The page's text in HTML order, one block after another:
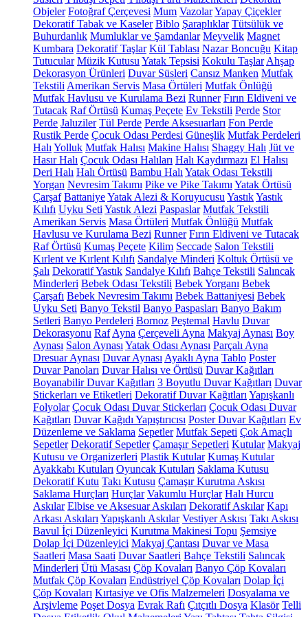
Objeler Fotoğraf Çerçevesi Mum VazolarYapay Çiçekler
Dekoratif Tabak ve Kaseler Biblo Şaraplıklar Tütsülük ve
Buhurdanlık Mumluklar ve Şamdanlar Meyvelik Magnet
Kumbara Dekoratif Taşlar Kül Tablası Nazar Boncuğu Kitap
Tutucular Müzik Kutusu Yatak Tepsisi Kokulu Taşlar Ahşap
Dekorasyon Ürünleri Duvar Süsleri Cansız Manken Mutfak
Tekstili Amerikan Servis Masa Örtüleri Mutfak Önlüğü
Mutfak Havlusu ve Kurulama Bezi Runner Fırın Eldiveni ve
Tutacak Raf Örtüsü Kumaş Peçete Ev Tekstili Perde Stor
Perde Jaluziler Tül Perde Perde Aksesuarları Fon Perde
Rustik Perde Çocuk Odası Perdesi Güneşlik Mutfak Perdeleri
Halı Yolluk Mutfak Halısı Makine Halısı Shaggy Halı Jüt ve
Hasır Halı Çocuk Odası Halıları Halı Kaydırmazı El Halısı
Deri Halı Halı Örtüsü Bambu Halı Yatak Odası Tekstili
Yorgan Nevresim Takımı Pike ve Pike Takımı Yatak Örtüsü
Çarşaf BattaniyeYatak Alezi & Koruyucusu YastıkYastık
Kılıfı Uyku Seti Yastık Alezi Paspaslar Mutfak Tekstili
Amerikan Servis Masa Örtüleri Mutfak Önlüğü Mutfak
Havlusu ve Kurulama Bezi Runner Fırın Eldiveni ve Tutacak
Raf Örtüsü Kumaş Peçete Kilim Seccade Salon Tekstili
Kırlent ve Kırlent Kılıfı Sandalye Minderi Koltuk Örtüsü ve
Şalı Dekoratif Yastık Sandalye Kılıfı Bahçe Tekstili Salıncak
Minderleri Bebek Odası Tekstili Bebek Yorganı Bebek
Çarşafı Bebek Nevresim Takımı Bebek Battaniyesi Bebek
Uyku Seti Banyo Tekstil Banyo Paspasları Banyo Bakım
Setleri Banyo Perdeleri Bornoz Peştemal Havlu Duvar
Dekorasyonu Raf Ayna Çerçeveli Ayna Makyaj Aynası Boy
Aynası Salon Aynası Yatak Odası Aynası Parçalı Ayna
Dresuar Aynası Duvar Aynası Ayaklı Ayna Tablo Poster
Duvar Panoları Duvar Halısı ve Örtüsü Duvar Kağıtları
Boyanabilir Duvar Kağıtları 3 Boyutlu Duvar Kağıtları Duvar
Stickerları ve Etiketleri Dekoratif Duvar Kağıtları Yapışkanlı
Folyolar Çocuk Odası Duvar Stickerları Çocuk Odası Duvar
Kağıtları Duvar Kağıdı Yapıştırıcısı Poster Duvar Kağıtları Ev
Düzenleme ve Saklama Sepetler Mutfak Sepeti Çok Amaçlı
Sepetler Dekoratif Sepetler Çamaşır Sepetleri Kutular Makyaj
Kutusu ve Organizerleri Plastik Kutular Kumaş Kutular
Ayakkabı Kutuları Oyuncak Kutuları Saklama Kutusu
Dekoratif Kutu Takı Kutusu Çamaşır Kurutma Askısı
Saklama Hurçları Hurçlar Vakumlu Hurçlar Halı Hurcu
Askılar Elbise ve Aksesuar Askıları Dekoratif Askılar Kapı
Arkası Askıları Yapışkanlı Askılar Vestiyer Askısı Takı Askısı
Bavul İçi Düzenleyici Kurutma Makinesi Topu Şemsiye
Dolap İçi Düzenleyici Makyaj Çantası Duvar ve Masa
Saatleri Masa Saati Duvar Saatleri Bahçe Tekstili Salıncak
Minderleri Ütü Masası Çöp Kovaları Banyo Çöp Kovaları
Mutfak Çöp Kovaları Endüstriyel Çöp Kovaları Dolap İçi
Çöp Kovaları Kırtasiye ve Ofis Malzemeleri Dosyalama ve
Arşivleme Poşet Dosya Evrak Rafı Çıtçıtlı Dosya Klasör Telli